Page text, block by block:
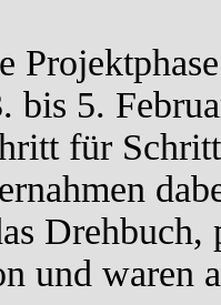
bis 5.
für
und waren